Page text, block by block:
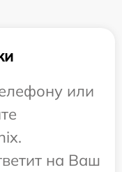
или
на Ваш